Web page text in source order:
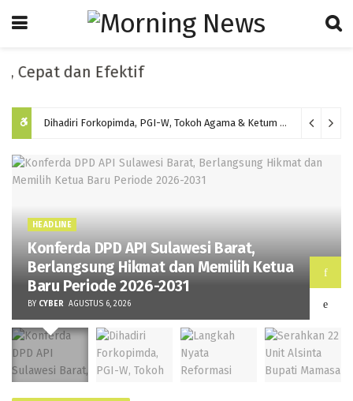
dan Efektif
Dihadiri Forkopimda, PGI-W, Tokoh Agama & Ketum DPP, “Konferda API Sulbar Perkuat Sinergi Gereja, TNI-Polri dan Pemerintah”
HEADLINE
Konferda DPD API Sulawesi Barat,
Berlangsung Hikmat dan Memilih Ketua
Baru Periode 2026-2031
BY CYBER AGUSTUS 6, 2026